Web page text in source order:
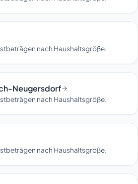
nach Haushaltsgröße.
Neugersdorf
nach Haushaltsgröße.
nach Haushaltsgröße.